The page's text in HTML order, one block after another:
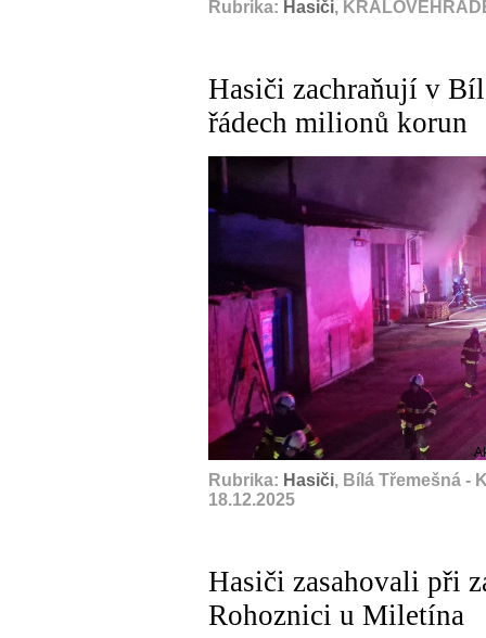
Rubrika: Hasiči,
Hasiči zachraňují v
řádech milionů korun
Rubrika: Hasiči, Bílá Třemešná -
18.12.2025
Hasiči zasahovali při
Rohoznici u Miletína